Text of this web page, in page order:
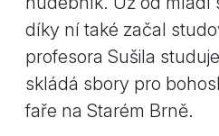
díky ní také začal
profesora Sušila
skládá sbory pro
faře na Starém Brně.